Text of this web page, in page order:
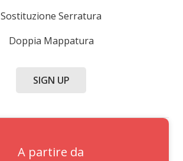
Sostituzione Serratura
Doppia Mappatura
SIGN UP
A partire da